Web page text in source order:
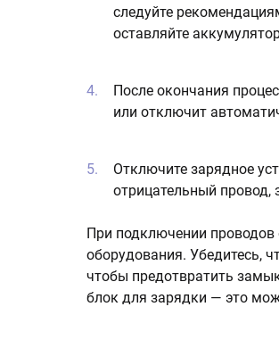
следуйте
оставляйте
После окончания
или отключит
Отключите зарядное
отрицательный провод,
При подключении проводов
оборудования. Убедитесь,
чтобы предотвратить
блок для зарядки — это